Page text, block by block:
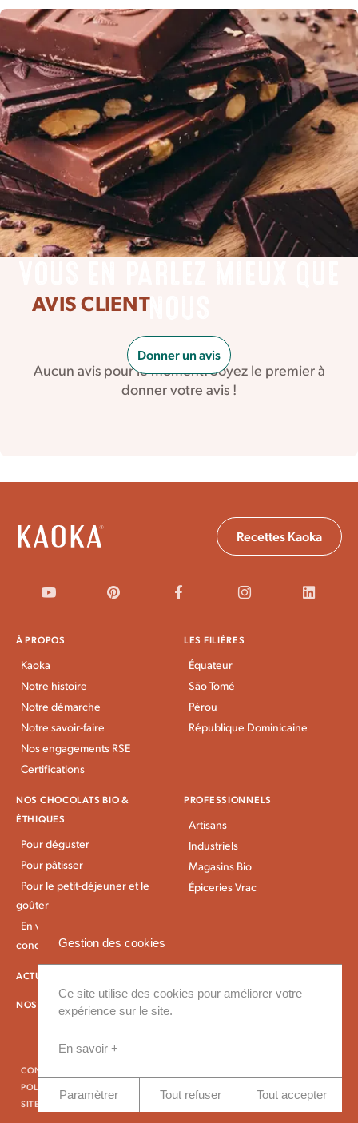
NOUS
Donner un avis
AVIS CLIENT
Aucun avis pour le moment. Soyez le premier à
donner votre avis !
Recettes Kaoka
À PROPOS
Kaoka
Notre histoire
Notre démarche
Notre savoir-faire
Nos engagements RSE
Certifications
LES FILIÈRES
Équateur
São Tomé
Pérou
République Dominicaine
NOS CHOCOLATS BIO &
ÉTHIQUES
Pour déguster
Pour pâtisser
Pour le petit-déjeuner et le
goûter
En vrac et gros
conditionnement
PROFESSIONNELS
Artisans
Industriels
Magasins Bio
Épiceries Vrac
ACTUALITÉS KAOKA
NOS CONDITIONS DE LIVRAISON
CONTACT
POLITIQUE DE CONFIDENTIALITÉ
SITE RÉALISÉ PAR VINGTCINQ
Gestion des cookies
Ce site utilise des cookies pour améliorer votre
expérience sur le site.
En savoir +
Paramètrer Tout refuser Tout accepter